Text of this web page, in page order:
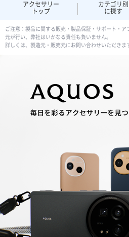
アクセサリー
トップ
カテゴリ別
に探す
ご注意：製品に関する販売・製品保証・サポート・
元が行い、弊社はいかなる責任も負いません。
詳しくは、製造元・販売元にお問い合わせいただきま